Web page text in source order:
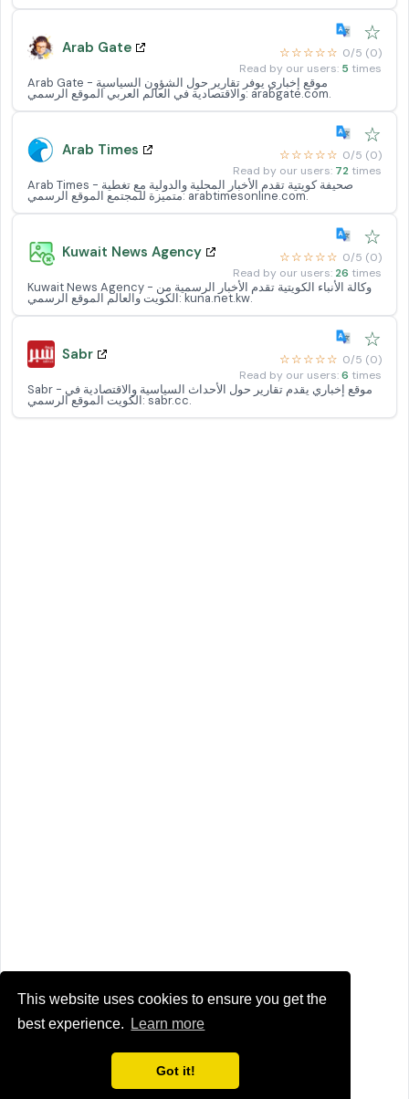
This website uses cookies to ensure you get the
best experience.
Learn more
Got it!
Arab Gate
☆
☆☆☆☆☆ 0/5 (0)
Read by our users: 5 times
Arab Gate - موقع إخباري يوفر تقارير حول الشؤون السياسية
والاقتصادية في العالم العربي الموقع الرسمي: arabgate.com.
Arab Times
☆
☆☆☆☆☆ 0/5 (0)
Read by our users: 72 times
Arab Times - صحيفة كويتية تقدم الأخبار المحلية والدولية مع تغطية
متميزة للمجتمع الموقع الرسمي: arabtimesonline.com.
Kuwait News Agency
☆
☆☆☆☆☆ 0/5 (0)
Read by our users: 26 times
Kuwait News Agency - وكالة الأنباء الكويتية تقدم الأخبار الرسمية من
الكويت والعالم الموقع الرسمي: kuna.net.kw.
Sabr
☆
☆☆☆☆☆ 0/5 (0)
Read by our users:6 times
Sabr - موقع إخباري يقدم تقارير حول الأحداث السياسية والاقتصادية في
الكويت الموقع الرسمي: sabr.cc.